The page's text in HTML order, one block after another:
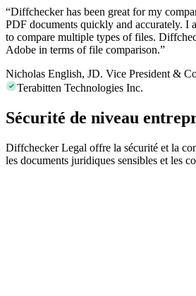
“Diffcheckerhas been great for my
PDF documents quickly and accurately. I
to compare multiple types of files.
Adobe in terms of file comparison.”
Nicholas English, JD. Vice President &
Terabitten Technologies Inc.
Sécurité de niveau
Diffchecker Legal offre la sécurité et la
les documents juridiques sensibles et les